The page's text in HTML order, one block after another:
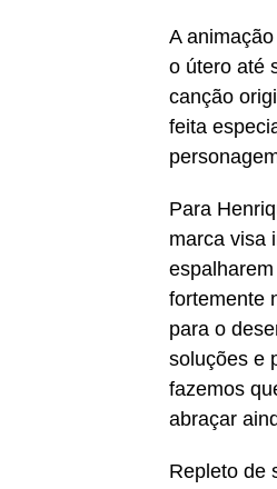
A
o útero até
canção
feita
Para
marca visa
fortemente
para o
soluções e
fazemos
abraçar
Repleto de